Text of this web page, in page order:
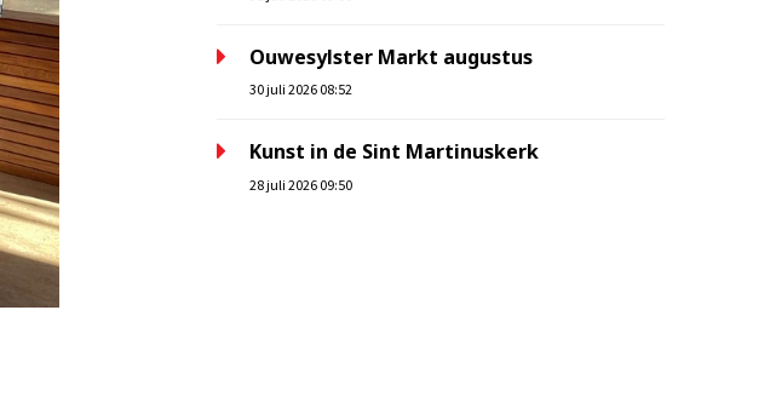
Ouwesylster Markt augustus
30 juli 2026 08:52
Kunst in de Sint Martinuskerk
28 juli 2026 09:50